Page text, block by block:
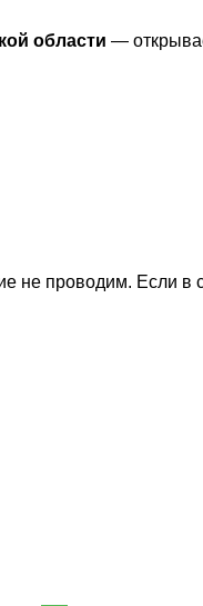
области —
не проводим. Если в